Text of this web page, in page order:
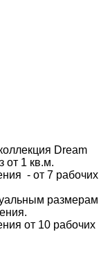
Dream
от 1 кв.м.
- от 7 рабочих
размерам
от 10 рабочих